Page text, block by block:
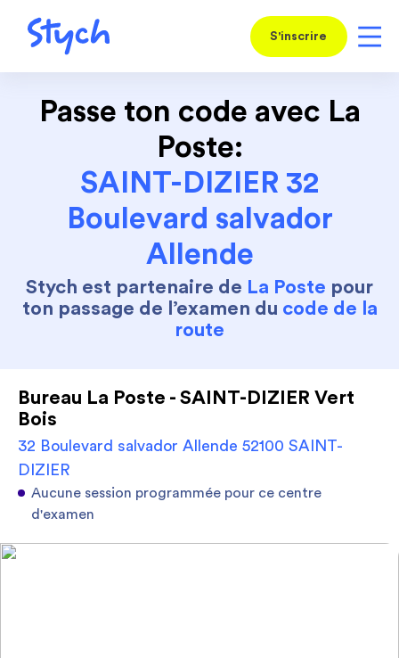
S'inscrire
Passe ton code avec La
Poste:
SAINT-DIZIER 32
Boulevard salvador
Allende
Stych est partenaire de La Poste pour
ton passage de l’examen du code de la
route
Bureau La Poste - SAINT-DIZIER Vert
Bois
32 Boulevard salvador Allende 52100 SAINT-
DIZIER
Aucune session programmée pour ce centre
d'examen